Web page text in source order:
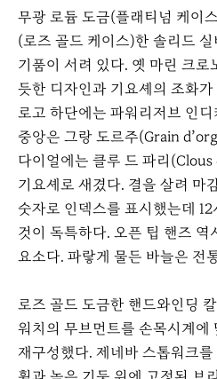
무광 로듐 도금(플래티넘 케이
(로즈 골드 케이스)한 솔리드
기품이 서려 있다. 옛 마린 크로
듯한 디자인과 기요셰의 조화가
로고 하단에는 파워리저브 인
중앙은 그랑 도르주(Grain
다이얼에는 클루 드 파리(Clous
기요셰로 새겼다. 결을 살려 마
숫자로 인덱스를 표시했는데
것이 독특하다. 오픈 팁 핸즈
요소다. 파랗게 물든 바늘은 전
로즈 골드 도금한 핸드와인딩
워치의 무브먼트를 손목시계에
재구성했다. 제네바 스톱워크